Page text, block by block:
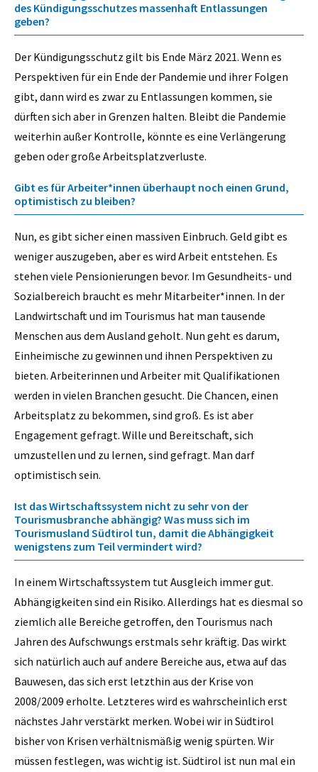
des Kündigungsschutzes massenhaft Entlassungen
geben?
Der Kündigungsschutz gilt bis Ende März 2021. Wenn es
Perspektiven für ein Ende der Pandemie und ihrer Folgen
gibt, dann wird es zwar zu Entlassungen kommen, sie
dürften sich aber in Grenzen halten. Bleibt die Pandemie
weiterhin außer Kontrolle, könnte es eine Verlängerung
geben oder große Arbeitsplatzverluste.
Gibt es für Arbeiter*innen überhaupt noch einen Grund,
optimistisch zu bleiben?
Nun, es gibt sicher einen massiven Einbruch. Geld gibt es
weniger auszugeben, aber es wird Arbeit entstehen. Es
stehen viele Pensionierungen bevor. Im Gesundheits- und
Sozialbereich braucht es mehr Mitarbeiter*innen. In der
Landwirtschaft und im Tourismus hat man tausende
Menschen aus dem Ausland geholt. Nun geht es darum,
Einheimische zu gewinnen und ihnen Perspektiven zu
bieten. Arbeiterinnen und Arbeiter mit Qualifikationen
werden in vielen Branchen gesucht. Die Chancen, einen
Arbeitsplatz zu bekommen, sind groß. Es ist aber
Engagement gefragt. Wille und Bereitschaft, sich
umzustellen und zu lernen, sind gefragt. Man darf
optimistisch sein.
Ist das Wirtschaftssystem nicht zu sehr von der
Tourismusbranche abhängig? Was muss sich im
Tourismusland Südtirol tun, damit die Abhängigkeit
wenigstens zum Teil vermindert wird?
In einem Wirtschaftssystem tut Ausgleich immer gut.
Abhängigkeiten sind ein Risiko. Allerdings hat es diesmal so
ziemlich alle Bereiche getroffen, den Tourismus nach
Jahren des Aufschwungs erstmals sehr kräftig. Das wirkt
sich natürlich auch auf andere Bereiche aus, etwa auf das
Bauwesen, das sich erst letzthin aus der Krise von
2008/2009 erholte. Letzteres wird es wahrscheinlich erst
nächstes Jahr verstärkt merken. Wobei wir in Südtirol
bisher von Krisen verhältnismäßig wenig spürten. Wir
müssen festlegen, was wichtig ist. Südtirol ist nun mal ein